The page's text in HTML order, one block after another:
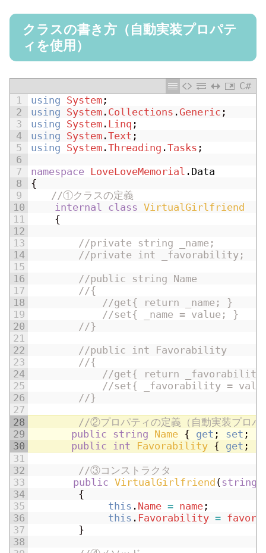
クラスの書き方（自動実装プロパテ
ィを使用）
C#
1
2
3
4
5
6
7
8
9
10
11
12
13
14
15
16
17
18
19
20
21
22
23
24
25
26
27
28
29
30
31
32
33
34
35
36
37
38
using System ;
using System . Collections .Generic ;
using System . Linq ;
using System .Text ;
using System .Threading .Tasks ;
namespace LoveLoveMemorial . Data
{
//①クラスの定義
internal
class VirtualGirlfriend
{
//private string _name;
//private int _favorability;
//public string Name
//{
//get{ return _name; }
//set{ _name = value; }
//}
//public int Favorability
//{
//get{ return
//set{ _favorability =
//}
//②プロパティの定義（自動実装プロパ
public string Name { get ; set ;
public
int Favorability { get ;
//③コンストラクタ
public VirtualGirlfriend (string
{
this . Name = name ;
this . Favorability =
}